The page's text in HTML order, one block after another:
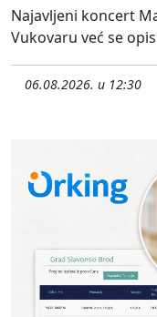
Najavljeni koncert
Vukovaru već se
06.08.2026. u 12:30